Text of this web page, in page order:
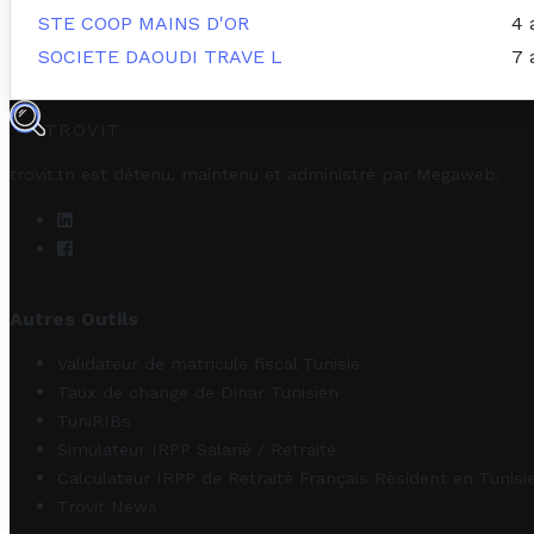
STE COOP MAINS D'OR
4
SOCIETE DAOUDI TRAVE L
7
TROVIT
trovit.tn est détenu, maintenu et administré par Megaweb
Autres Outils
Validateur de matricule fiscal Tunisie
Taux de change de Dinar Tunisien
TuniRIBs
Simulateur IRPP Salarié / Retraité
Calculateur IRPP de Retraité Français Résident en Tunisie
Trovit News